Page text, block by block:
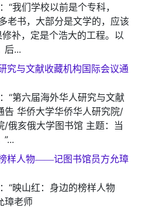
“我们学校以前是个专科，
老书，大部分是文学的，应该
修补，定是个浩大的工程。以
后...
究与文献收藏机构国际会议通
“第六届海外华人研究与文献
告 华侨大学华侨华人研究院/
/俄亥俄大学图书馆 主题：当
样人物——记图书馆员方允璋
“映山红：身边的榜样人物
老师